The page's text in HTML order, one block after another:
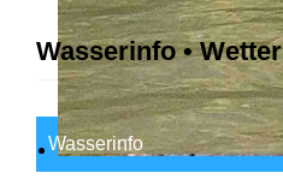
Wasserinfo • Wetter
Wasserinfo